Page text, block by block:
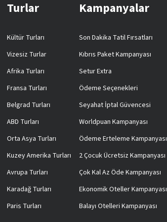
Turlar
Kültür Turları
Vizesiz Turlar
Afrika Turları
Fransa Turları
Belgrad Turları
ABD Turları
Orta Asya Turları
Kuzey Amerika Turları
Avrupa Turları
Karadağ Turları
Paris Turları
Kampanyalar
Son Dakika Tatil Fırsatları
Kıbrıs Paket Kampanyası
Setur Extra
Ödeme Seçenekleri
Seyahat İptal Güvencesi
Worldpuan Kampanyası
Ödeme Erteleme Kampanyası
2 Çocuk Ücretsiz Kampanyası
Çok Kal Az Öde Kampanyası
Ekonomik Oteller Kampanyası
Balayı Otelleri Kampanyası